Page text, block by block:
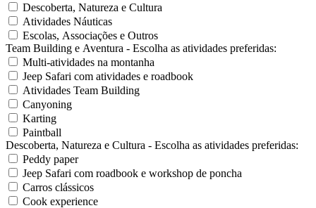
Descoberta, Natureza e Cultura
Atividades Náuticas
Escolas, Associações e Outros
Team Building e Aventura - Escolha as atividades preferidas:
Multi-atividades na montanha
Jeep Safari com atividades e roadbook
Atividades Team Building
Canyoning
Karting
Paintball
Descoberta, Natureza e Cultura - Escolha as atividades preferidas:
Peddy paper
Jeep Safari com roadbook e workshop de poncha
Carros clássicos
Cook experience